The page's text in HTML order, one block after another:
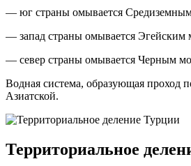
— юг страны омывается
— запад страны омывается Эгейским
— север страны омывается Черным
Водная система, образующая проход
Азиатской.
Территориальное